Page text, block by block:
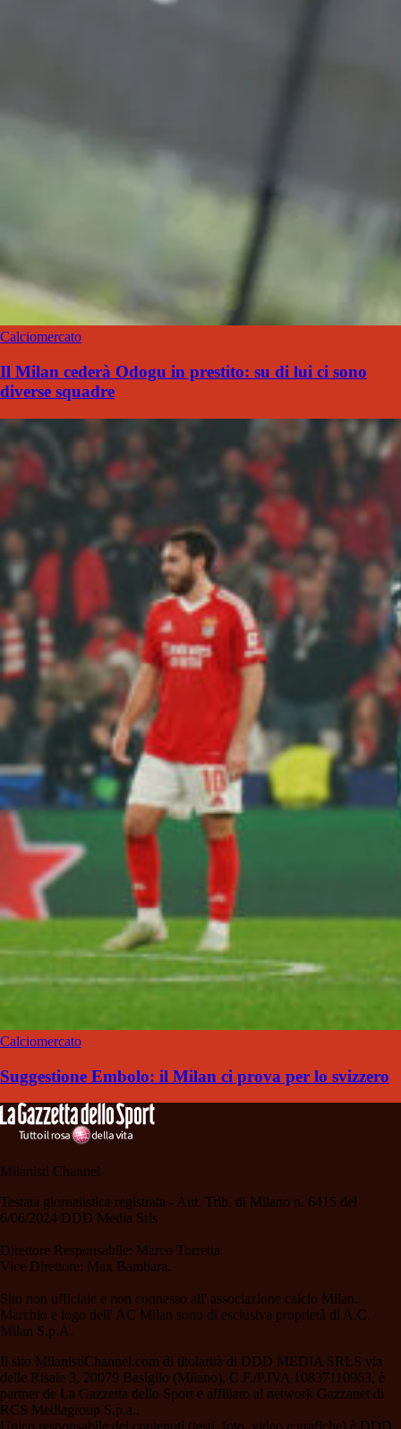
Calciomercato
Il Milan cederà Odogu in prestito: su di lui ci sono
diverse squadre
Calciomercato
Suggestione Embolo: il Milan ci prova per lo svizzero
Milanisti Channel
Testata giornalistica registrata - Aut. Trib. di Milano n. 6415 del
6/06/2024 DDD Media Srls
Direttore Responsabile: Marco Torretta
Vice Direttore: Max Bambara.
Sito non ufficiale e non connesso all' associazione calcio Milan.
Marchio e logo dell' AC Milan sono di esclusiva proprietà di A.C.
Milan S.p.A.
Il sito MilanistiChannel.com di titolarità di DDD MEDIA SRLS via
delle Risaie 3, 20079 Basiglio (Milano), C.F./P.IVA 10837110963, è
partner de La Gazzetta dello Sport e affiliato al network Gazzanet di
RCS Mediagroup S.p.a..